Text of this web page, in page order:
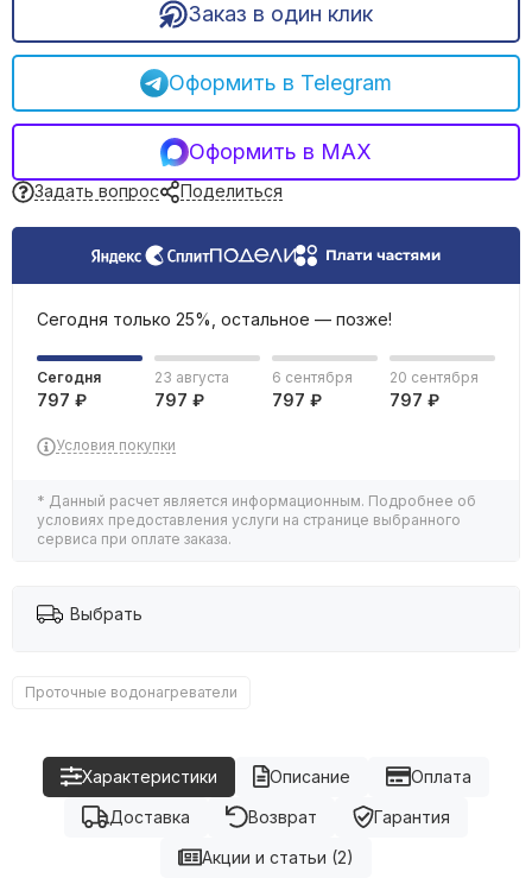
Оформить в Telegram
Оформить в MAX
Заказ в один клик
Задать вопрос Поделиться
Сегодня только 25%, остальное — позже!
Сегодня
797 ₽
23 августа
797 ₽
6 сентября
797 ₽
20 сентября
797 ₽
Условия покупки
* Данный расчет является информационным. Подробнее об
условиях предоставления услуги на странице выбранного
сервиса при оплате заказа.
Выбрать
Проточные водонагреватели
Описание
Характеристики
Оплата
Доставка
Возврат
Гарантия
Акции и статьи (2)